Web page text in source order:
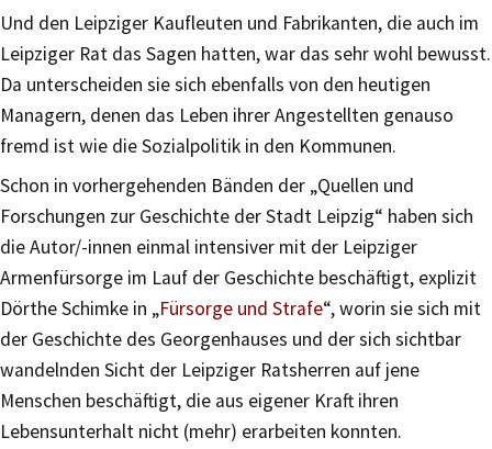
Und den Leipziger Kaufleuten und Fabrikanten, die auch im
Leipziger Rat das Sagen hatten, war das sehr wohl bewusst.
Da unterscheiden sie sich ebenfalls von den heutigen
Managern, denen das Leben ihrer Angestellten genauso
fremd ist wie die Sozialpolitik in den Kommunen.
Schon in vorhergehenden Bänden der „Quellen und
Forschungen zur Geschichte der Stadt Leipzig“ haben sich
die Autor/-innen einmal intensiver mit der Leipziger
Armenfürsorge im Lauf der Geschichte beschäftigt, explizit
Dörthe Schimke in „Fürsorge und Strafe“, worin sie sich mit
der Geschichte des Georgenhauses und der sich sichtbar
wandelnden Sicht der Leipziger Ratsherren auf jene
Menschen beschäftigt, die aus eigener Kraft ihren
Lebensunterhalt nicht (mehr) erarbeiten konnten.